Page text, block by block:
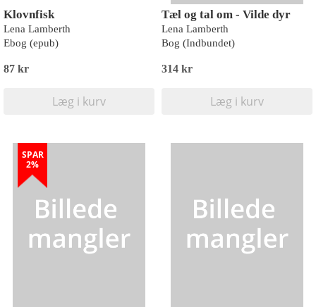
Klovnfisk
Lena Lamberth
Ebog (epub)
87 kr
Læg i kurv
Tæl og tal om - Vilde dyr
Lena Lamberth
Bog (Indbundet)
314 kr
Læg i kurv
SPAR
2%